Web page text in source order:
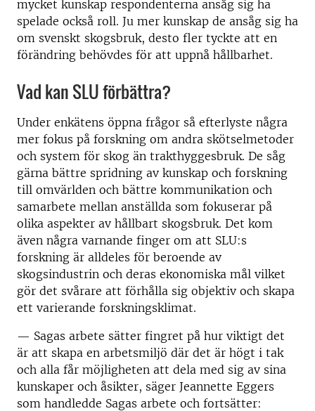
mycket kunskap respondenterna ansåg sig ha
spelade också roll. Ju mer kunskap de ansåg sig ha
om svenskt skogsbruk, desto fler tyckte att en
förändring behövdes för att uppnå hållbarhet.
Vad kan SLU förbättra?
Under enkätens öppna frågor så efterlyste några
mer fokus på forskning om andra skötselmetoder
och system för skog än trakthyggesbruk. De såg
gärna bättre spridning av kunskap och forskning
till omvärlden och bättre kommunikation och
samarbete mellan anställda som fokuserar på
olika aspekter av hållbart skogsbruk. Det kom
även några varnande finger om att SLU:s
forskning är alldeles för beroende av
skogsindustrin och deras ekonomiska mål vilket
gör det svårare att förhålla sig objektiv och skapa
ett varierande forskningsklimat.
— Sagas arbete sätter fingret på hur viktigt det
är att skapa en arbetsmiljö där det är högt i tak
och alla får möjligheten att dela med sig av sina
kunskaper och åsikter, säger Jeannette Eggers
som handledde Sagas arbete och fortsätter: